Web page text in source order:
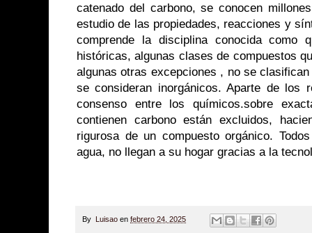
catenado del carbono, se conocen
estudio de las propiedades, reacciones y
comprende la disciplina conocida como
históricas, algunas clases de compuestos
algunas otras excepciones , no se
se consideran inorgánicos. Aparte de los
consenso entre los químicos.sobre
contienen carbono están excluidos,
rigurosa de un compuesto orgánico.
agua, no llegan a su hogar gracias a la
By Luisao en febrero 24, 2025